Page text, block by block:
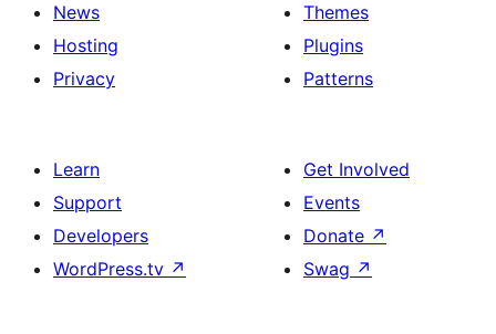
News
Hosting
Privacy
Themes
Plugins
Patterns
Learn
Support
Developers
WordPress.tv ↗
Get Involved
Events
Donate ↗
Swag ↗